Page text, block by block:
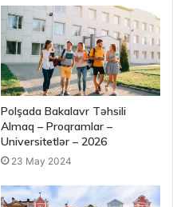
Polşada Bakalavr Təhsili
Almaq – Proqramlar –
Universitetlər – 2026
23 May 2024